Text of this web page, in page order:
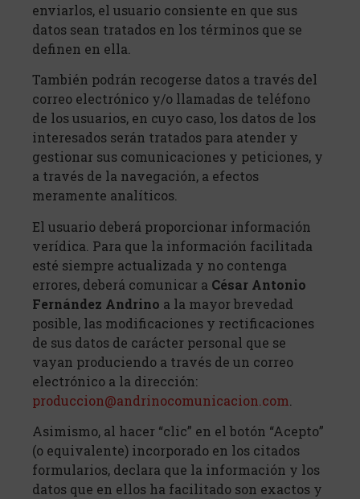
enviarlos, el usuario consiente en que sus
datos sean tratados en los términos que se
definen en ella.
También podrán recogerse datos a través del
correo electrónico y/o llamadas de teléfono
de los usuarios, en cuyo caso, los datos de los
interesados serán tratados para atender y
gestionar sus comunicaciones y peticiones, y
a través de la navegación, a efectos
meramente analíticos.
El usuario deberá proporcionar información
verídica. Para que la información facilitada
esté siempre actualizada y no contenga
errores, deberá comunicar a César Antonio
Fernández Andrino a la mayor brevedad
posible, las modificaciones y rectificaciones
de sus datos de carácter personal que se
vayan produciendo a través de un correo
electrónico a la dirección:
produccion@andrinocomunicacion.com
Asimismo, al hacer “clic” en el botón “Acepto”
(o equivalente) incorporado en los citados
formularios, declara que la información y los
datos que en ellos ha facilitado son exactos y